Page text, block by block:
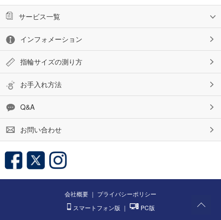
サービス一覧
インフォメーション
指輪サイズの測り方
お手入れ方法
Q&A
お問い合わせ
会社概要 ｜ プライバシーポリシー
スマートフォン版 ｜ PC版